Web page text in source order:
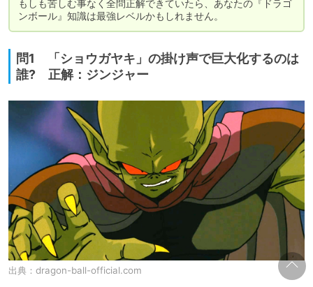
もしも苦しむ事なく全問正解できていたら、あなたの『ドラゴ
ンボール』知識は最強レベルかもしれません。
問1 「ショウガヤキ」の掛け声で巨大化するのは
誰? 正解：ジンジャー
出典： dragon-ball-official.com